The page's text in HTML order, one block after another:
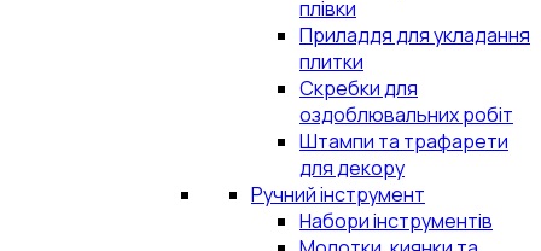
плівки
Приладдя для укладання
плитки
Скребки для
оздоблювальних робіт
Штампи та трафарети
для декору
Ручний інструмент
Набори інструментів